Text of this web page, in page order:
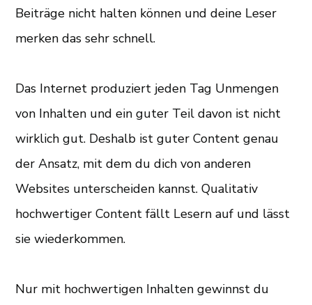
Beiträge nicht halten können und deine Leser
merken das sehr schnell.
Das Internet produziert jeden Tag Unmengen
von Inhalten und ein guter Teil davon ist nicht
wirklich gut. Deshalb ist guter Content genau
der Ansatz, mit dem du dich von anderen
Websites unterscheiden kannst. Qualitativ
hochwertiger Content fällt Lesern auf und lässt
sie wiederkommen.
Nur mit hochwertigen Inhalten gewinnst du